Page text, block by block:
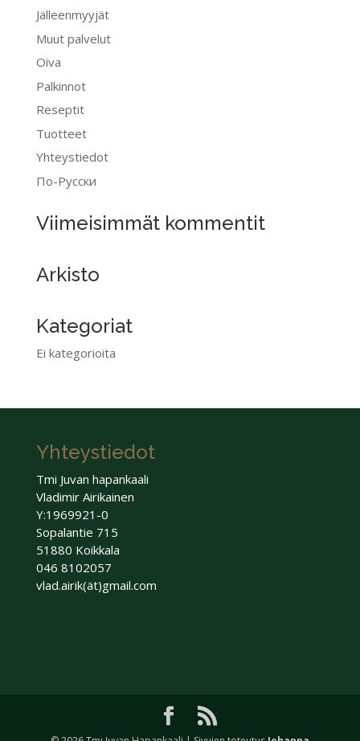
Jälleenmyyjät
Muut palvelut
Oiva
Palkinnot
Reseptit
Tuotteet
Yhteystiedot
По-Pусски
Viimeisimmät kommentit
Arkisto
Kategoriat
Ei kategorioita
Yhteystiedot
Tmi Juvan hapankaali
Vladimir Airikainen
Y:1969921-0
Sopalantie 715
51880 Koikkala
046 8102057
vlad.airik(ät)gmail.com